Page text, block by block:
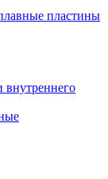
пластины